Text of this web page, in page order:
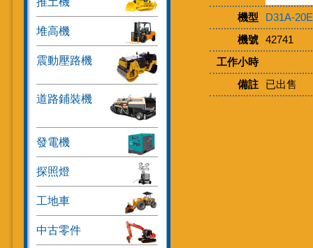
堆高機
震動壓路機
道路鋪裝機
發電機
探照燈
工地車
中古零件
機型
D31A-20E
機號
42741
工作小時
備註
已出售